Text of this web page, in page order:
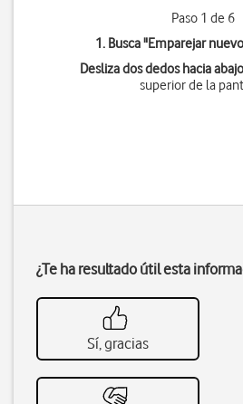
Paso 1 de 6
1. Busca "Emparejar
Desliza dos dedos hacia abajo
superior de la
¿Te ha resultado útil esta
Sí, gracias